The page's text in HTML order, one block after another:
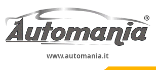
www.automania.it